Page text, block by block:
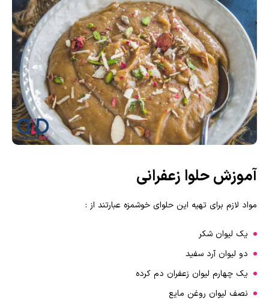
آموزش حلوا زعفرانی
مواد لازم برای تهیه این حلوای خوشمزه عبارتند از :
یک لیوان شکر
دو لیوان آرد سفید
یک چهارم لیوان زعفران دم کرده
نصف لیوان روغن مایع